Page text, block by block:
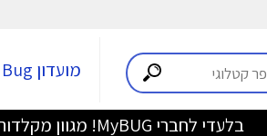
מועדון My Bug
בלעדי לחברי MyBUG! מגוון מקלדות AULA ב-20% הנחה >>>